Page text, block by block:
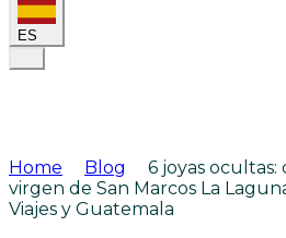
ES
Home Blog
6 joyas
virgen de San Marcos La
Viajes y Guatemala